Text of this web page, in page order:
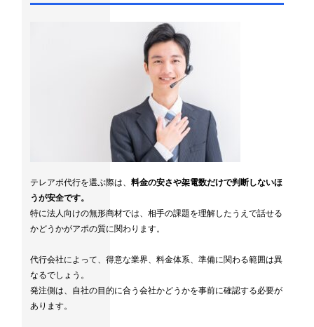
テレアポ代行を選ぶ際は、 料金の安さや架電数だけで判断しないほ
うが安全です。
特に法人向けの無形商材では、相手の課題を理解したうえで話せる
かどうかがアポの質に関わります。
代行会社によって、得意な業界、料金体系、準備に関わる範囲は異
なるでしょう。
発注側は、自社の目的に合う会社かどうかを事前に確認する必要が
あります。